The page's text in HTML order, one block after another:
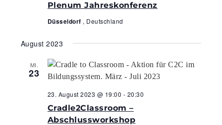
Plenum Jahreskonferenz
Düsseldorf , Deutschland
August 2023
MI.
23
Cradle2Classroom –
Abschlussworkshop
23. August 2023 @ 19:00 - 20:30